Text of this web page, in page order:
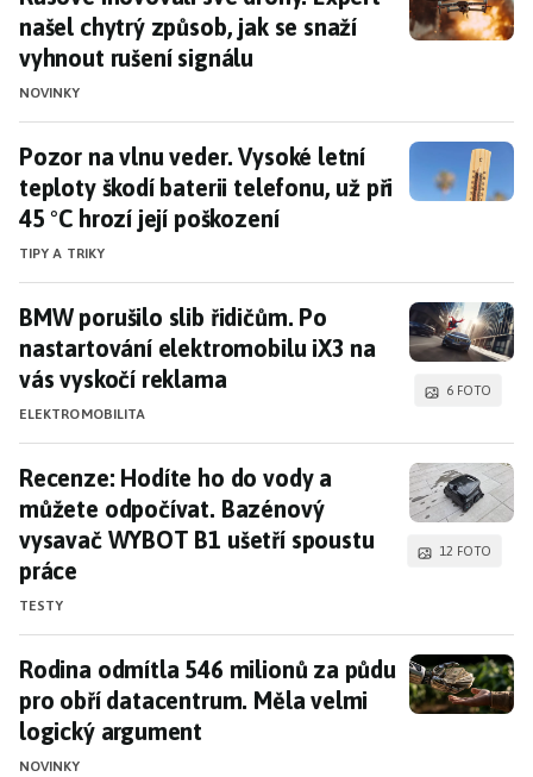
našel chytrý způsob, jak se snaží
vyhnout rušení signálu
NOVINKY
Pozor na vlnu veder. Vysoké letní teploty
Pozor na vlnu veder. Vysoké letní
teploty škodí baterii telefonu, už při
45 °C hrozí její poškození
TIPY A TRIKY
BMW porušilo slib řidičům. Po nastartování
BMW porušilo slib řidičům. Po
nastartování elektromobilu iX3 na
vás vyskočí reklama
ELEKTROMOBILITA
6 FOTO
Recenze: Hodíte ho do vody a můžete
Recenze: Hodíte ho do vody a
můžete odpočívat. Bazénový
vysavač WYBOT B1 ušetří spoustu
práce
TESTY
12 FOTO
Rodina odmítla 546 milionů za půdu pro obří
Rodina odmítla 546 milionů za půdu
pro obří datacentrum. Měla velmi
logický argument
NOVINKY